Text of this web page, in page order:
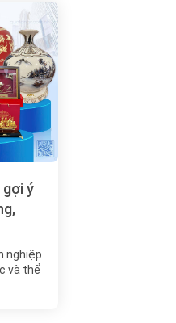
ý
nghiệp
và thể